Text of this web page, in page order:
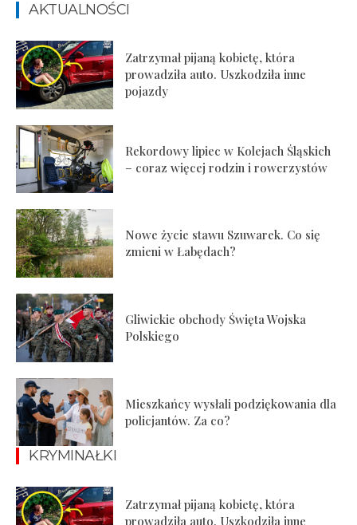
AKTUALNOŚCI
Zatrzymał pijaną kobietę, która
prowadziła auto. Uszkodziła inne
pojazdy
Rekordowy lipiec w Kolejach Śląskich
– coraz więcej rodzin i rowerzystów
Nowe życie stawu Szuwarek. Co się
zmieni w Łabędach?
Gliwickie obchody Święta Wojska
Polskiego
Mieszkańcy wysłali podziękowania dla
policjantów. Za co?
KRYMINAŁKI
Zatrzymał pijaną kobietę, która
prowadziła auto. Uszkodziła inne